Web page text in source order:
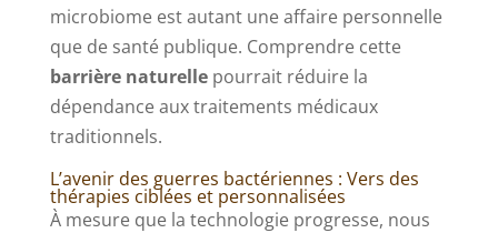
microbiome est autant une affaire personnelle
que de santé publique. Comprendre cette
barrière naturellepourrait réduire la
dépendance aux traitements médicaux
traditionnels.
L’avenir des guerres bactériennes : Vers des
thérapies ciblées et personnalisées
À mesure que la technologie progresse, nous